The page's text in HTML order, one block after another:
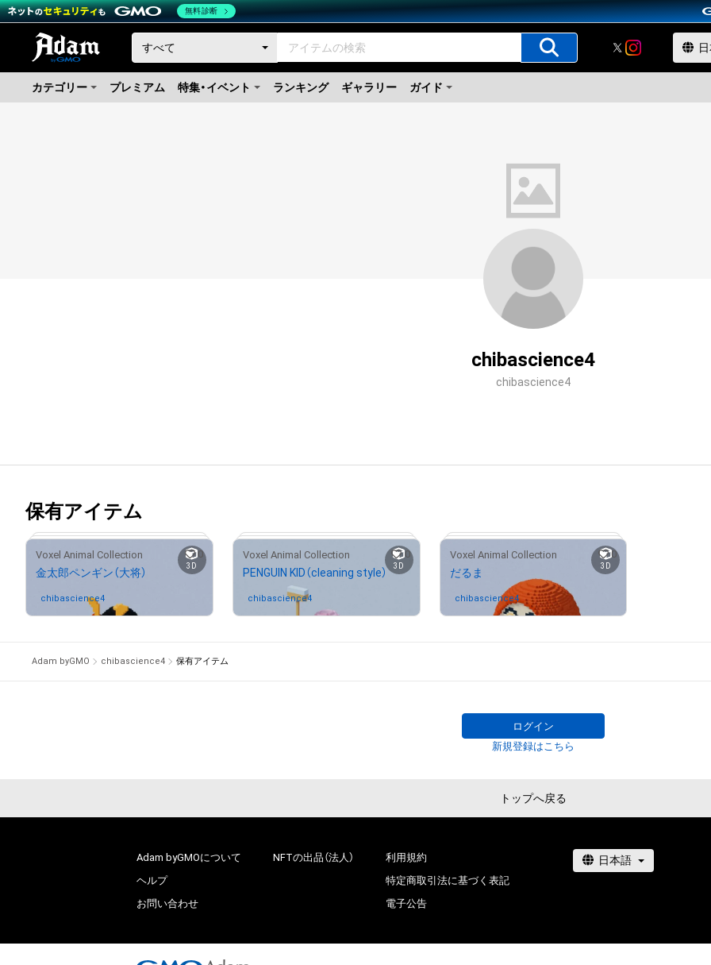
カテゴリー プレミアム 特集・イベント ランキング ギャラリー ガイド
chibascience4
chibascience4
保有アイテム
3D
Voxel Animal Collection 0
金太郎ペンギン（大将）
chibascience4
3D
Voxel Animal Collection 0
PENGUIN KID（cleaning style）
chibascience4
# 32/100
3D
Voxel Animal Collection 0
だるま
chibascience4さんが保有中
Adam byGMO chibascience4 保有アイテム
ログイン
新規登録はこちら
トップへ戻る
Adam byGMOについて
ヘルプ
お問い合わせ
NFTの出品（法人）
利用規約
特定商取引法に基づく表記
電子公告
無料診断